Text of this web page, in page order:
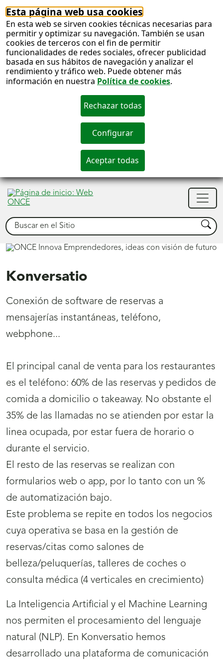
Esta página web usa cookies
En esta web se sirven cookies técnicas necesarias para
permitir y optimizar su navegación. También se usan
cookies de terceros con el fin de permitir
funcionalidades de redes sociales, ofrecer publicidad
basada en sus hábitos de navegación y analizar el
rendimiento y tráfico web. Puede obtener más
información en nuestra Política de cookies.
Buscar Buscar
Konversatio
Conexión de software de reservas a
mensajerías instantáneas, teléfono,
webphone...
El principal canal de venta para los restaurantes
es el teléfono: 60% de las reservas y pedidos de
comida a domicilio o takeaway. No obstante el
35% de las llamadas no se atienden por estar la
linea ocupada, por estar fuera de horario o
durante el servicio.
El resto de las reservas se realizan con
formularios web o app, por lo tanto con un %
de automatización bajo.
Este problema se repite en todos los negocios
cuya operativa se basa en la gestión de
reservas/citas como salones de
belleza/peluquerías, talleres de coches o
consulta médica (4 verticales en crecimiento)
La Inteligencia Artificial y el Machine Learning
nos permiten el procesamiento del lenguaje
natural (NLP). En Konversatio hemos
desarrollado una plataforma de comunicación